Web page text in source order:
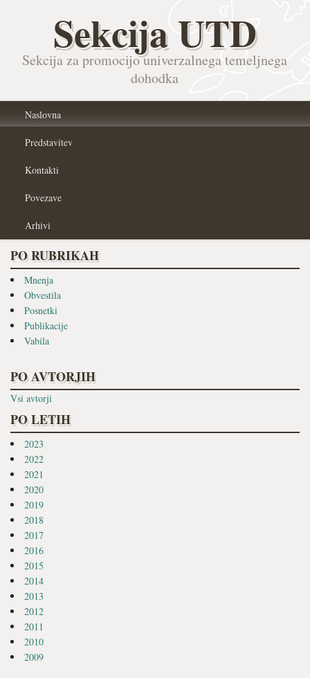
Sekcija UTD
Sekcija za promocijo univerzalnega temeljnega
dohodka
Naslovna
Predstavitev
Kontakti
Povezave
Arhivi
PO RUBRIKAH
Mnenja
Obvestila
Posnetki
Publikacije
Vabila
PO AVTORJIH
Vsi avtorji
PO LETIH
2023
2022
2021
2020
2019
2018
2017
2016
2015
2014
2013
2012
2011
2010
2009